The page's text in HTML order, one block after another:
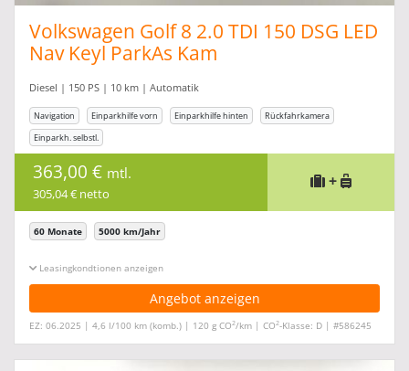
Volkswagen Golf 8 2.0 TDI 150 DSG LED
Nav Keyl ParkAs Kam
Diesel | 150 PS | 10 km | Automatik
Navigation Einparkhilfe vorn Einparkhilfe hinten
Rückfahrkamera
Einparkh. selbstl.
363,00 € mtl.
305,04 € netto
+
60 Monate 5000 km/Jahr
Leasingkonditionen ein-/ausblenden
Angebot anzeigen
EZ: 06.2025 | 4,6 l/100 km (komb.) | 120 g CO2/km | CO2-Klasse: D | #586245